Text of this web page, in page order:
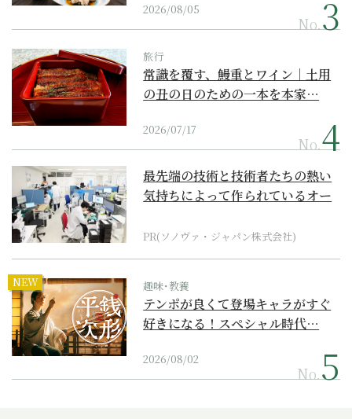
2026/08/05
No.
旅行
常識を覆す、鰻重とワイン｜土用
の丑の日のための一本を本家…
2026/07/17
No.
最先端の技術と技術者たちの熱い
気持ちによって作られているオー
PR(ソノヴァ・ジャパン株式会社)
NEW 趣味･教養
テンポが良くて登場キャラがすぐ
好きになる！スペシャル時代…
2026/08/02
No.